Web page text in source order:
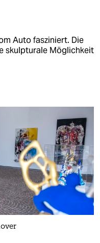
Auto fasziniert. Die
skulpturale Möglichkeit